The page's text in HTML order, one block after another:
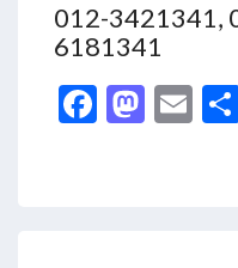
012-3421341,
6181341
F M E